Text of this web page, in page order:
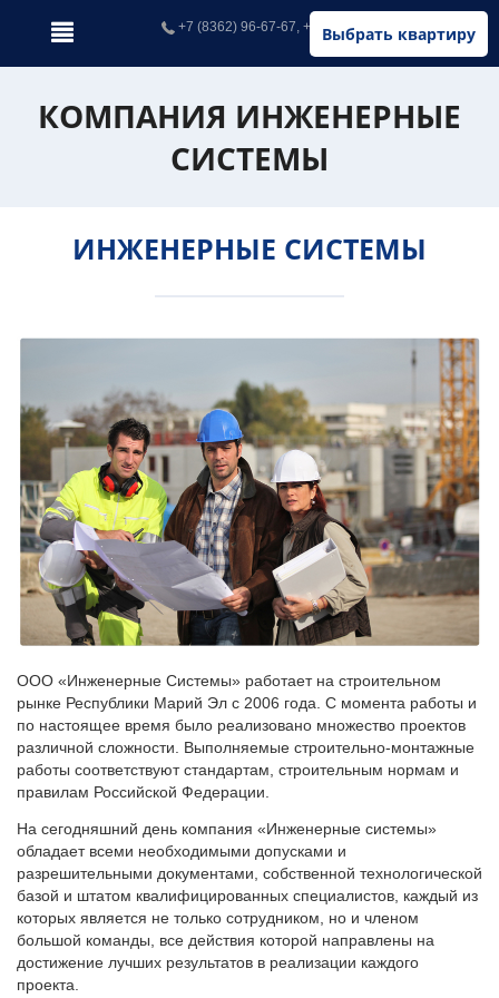
Выбрать квартиру
+7 (8362) 96-67-67, +7 (902) 326-67-67
КОМПАНИЯ ИНЖЕНЕРНЫЕ
СИСТЕМЫ
ИНЖЕНЕРНЫЕ СИСТЕМЫ
ООО «Инженерные Системы» работает на строительном
рынке Республики Марий Эл с 2006 года. С момента работы и
по настоящее время было реализовано множество проектов
различной сложности. Выполняемые строительно-монтажные
работы соответствуют стандартам, строительным нормам и
правилам Российской Федерации.
На сегодняшний день компания «Инженерные системы»
обладает всеми необходимыми допусками и
разрешительными документами, собственной технологической
базой и штатом квалифицированных специалистов, каждый из
которых является не только сотрудником, но и членом
большой команды, все действия которой направлены на
достижение лучших результатов в реализации каждого
проекта.